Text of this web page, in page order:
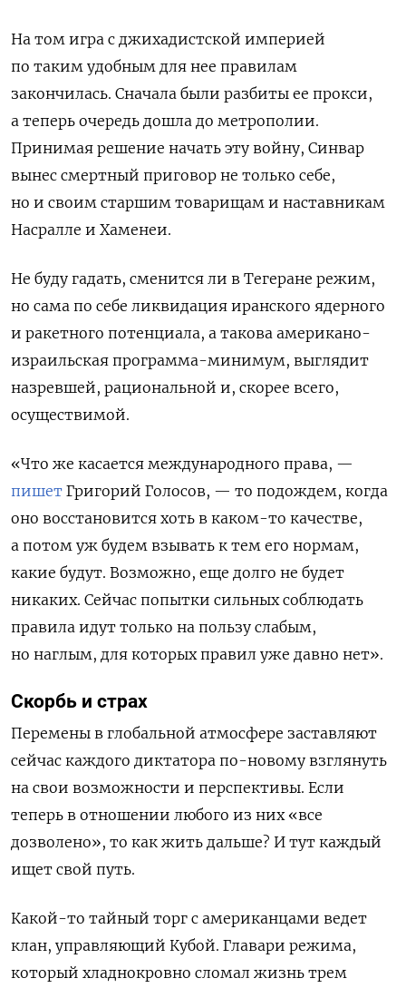
На том игра с джихадистской империей
по таким удобным для нее правилам
закончилась. Сначала были разбиты ее прокси,
а теперь очередь дошла до метрополии.
Принимая решение начать эту войну, Синвар
вынес смертный приговор не только себе,
но и своим старшим товарищам и наставникам
Насралле и Хаменеи.
Не буду гадать, сменится ли в Тегеране режим,
но сама по себе ликвидация иранского ядерного
и ракетного потенциала, а такова американо-
израильская программа-минимум, выглядит
назревшей, рациональной и, скорее всего,
осуществимой.
«Что же касается международного права, —
пишет Григорий Голосов, — то подождем, когда
оно восстановится хоть в каком-то качестве,
а потом уж будем взывать к тем его нормам,
какие будут. Возможно, еще долго не будет
никаких. Сейчас попытки сильных соблюдать
правила идут только на пользу слабым,
но наглым, для которых правил уже давно нет».
Скорбь и страх
Перемены в глобальной атмосфере заставляют
сейчас каждого диктатора по-новому взглянуть
на свои возможности и перспективы. Если
теперь в отношении любого из них «все
дозволено», то как жить дальше? И тут каждый
ищет свой путь.
Какой-то тайный торг с американцами ведет
клан, управляющий Кубой. Главари режима,
который хладнокровно сломал жизнь трем